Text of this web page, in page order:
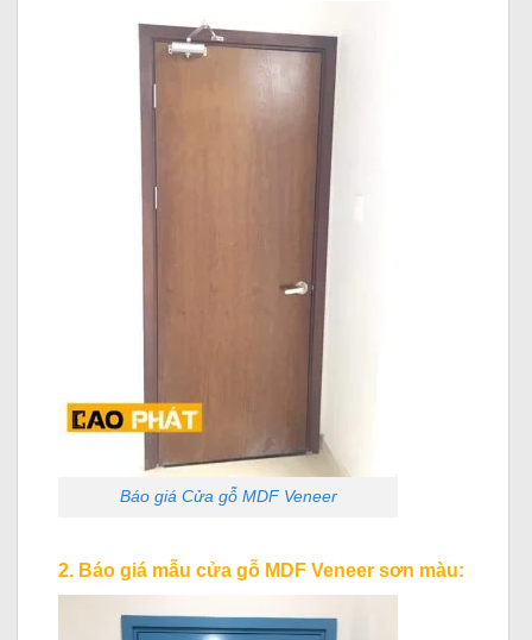
Báo giá Cửa gỗ MDF Veneer
2. Báo giá mẫu cửa gỗ MDF Veneer sơn màu: